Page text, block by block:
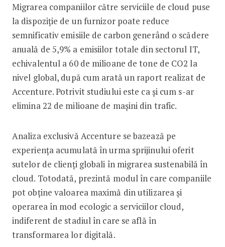
Migrarea în cloud poate reduce
Migrarea companiilor către serviciile de cloud puse
la dispoziție de un furnizor poate reduce
semnificativ emisiile de carbon generând o scădere
anuală de 5,9% a emisiilor totale din sectorul IT,
echivalentul a 60 de milioane de tone de CO2 la
nivel global, după cum arată un raport realizat de
Accenture. Potrivit studiului este ca și cum s-ar
elimina 22 de milioane de mașini din trafic.
Analiza exclusivă Accenture se bazează pe
experiența acumulată în urma sprijinului oferit
sutelor de clienți globali în migrarea sustenabilă în
cloud. Totodată, prezintă modul în care companiile
pot obține valoarea maximă din utilizarea și
operarea în mod ecologic a serviciilor cloud,
indiferent de stadiul în care se află în
transformarea lor digitală.